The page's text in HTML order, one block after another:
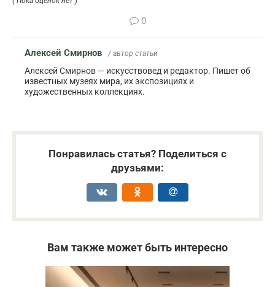
0
Алексей Смирнов / автор статьи
Алексей Смирнов — искусствовед и редактор. Пишет об
известных музеях мира, их экспозициях и
художественных коллекциях.
Понравилась статья? Поделиться с
друзьями:
Вам также может быть интересно